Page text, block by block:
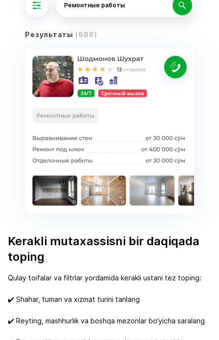
Kerakli mutaxassisni bir daqiqada
toping
Qulay toifalar va filtrlar yordamida kerakli ustani tez toping:
✔️ Shahar, tuman va xizmat turini tanlang
✔️ Reyting, mashhurlik va boshqa mezonlar bo‘yicha saralang
Ремонтные работы
Результаты (686)